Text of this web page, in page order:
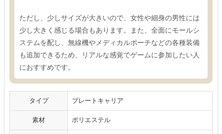
ただし、少しサイズが大きいので、女性や細身の男性には
少し大きく感じる場合もあります。また、全面にモールシ
ステムを配し、無線機やメディカルポーチなどの各種装備
も追加できるため、リアルな感覚でゲームに参加したい人
におすすめです。
タイプ プレートキャリア
素材 ポリエステル